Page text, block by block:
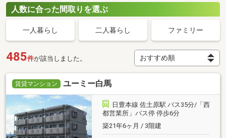
人数に合った間取りを選ぶ
一人暮らし 二人暮らし ファミリー
485件が該当しました。
賃貸マンション ユーミー白馬
日豊本線 佐土原駅 バス35分/「西
都営業所」バス停 停歩6分
築21年6ヶ月 / 3階建